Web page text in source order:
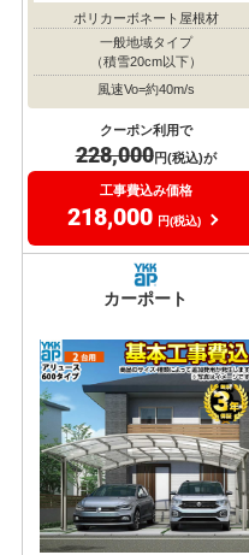
ポリカーボネート屋根材
一般地域タイプ
（積雪20cm以下）
風速Vo=約40m/s
クーポン利用で
228,000円(税込)が
工事費込み価格
218,000 円(税込)
カーポート